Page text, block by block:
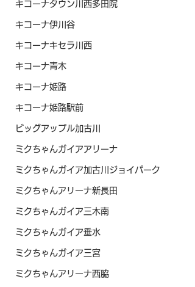
キコーナタウン川西多田院
キコーナ伊川谷
キコーナキセラ川西
キコーナ青木
キコーナ姫路
キコーナ姫路駅前
ビッグアップル加古川
ミクちゃんガイアアリーナ
ミクちゃんガイア加古川ジョイパーク
ミクちゃんアリーナ新長田
ミクちゃんガイア三木南
ミクちゃんガイア垂水
ミクちゃんガイア三宮
ミクちゃんアリーナ西脇